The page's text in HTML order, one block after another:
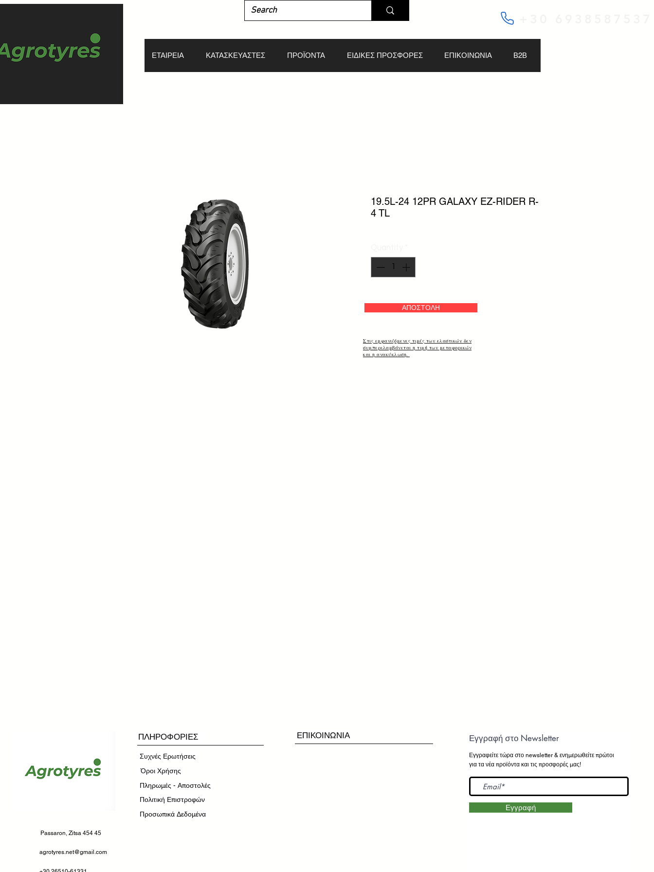
ΕΤΑΙΡΕΙΑ ΚΑΤΑΣΚΕΥΑΣΤΕΣ ΠΡΟΪΟΝΤΑ ΕΙΔΙΚΕΣ ΠΡΟΣΦΟΡΕΣ ΕΠΙΚΟΙΝΩΝΙΑ Β2Β
19.5L-24 12PR GALAXY EZ-RIDER R-
4 TL
ΑΠΟΣΤΟΛΗ
Στις εμφανιζόμενες τιμές των ελαστικών δεν
συμπεριλαμβάνεται η τιμή των μεταφορικών
και η ανακύκλωση.
ΠΛΗΡΟΦΟΡΙΕΣ
Συχνές Ερωτήσεις
​Όροι Χρήσης
Πληρωμές - Αποστολές
Πολιτική Επιστροφών
Προσωπικά Δεδομένα
Passaron, Zitsa 454 45
agrotyres.net@gmail.com
ΕΠΙΚΟΙΝΩΝΙΑ Εγγραφή στο Newsletter
Εγγραφείτε τώρα στο newsletter & ενημερωθείτε πρώτοι
για τα νέα προϊόντα και τις προσφορές μας!
Εγγραφή